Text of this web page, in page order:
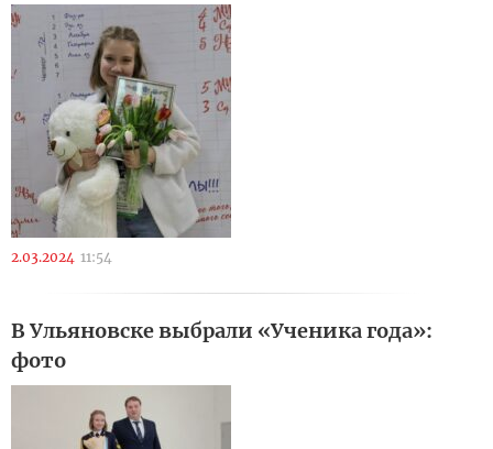
2.03.2024 11:54
В Ульяновске выбрали «Ученика года»:
фото